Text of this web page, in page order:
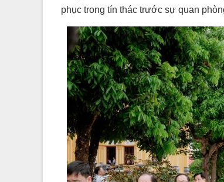
phục trong tín thác trước sự quan